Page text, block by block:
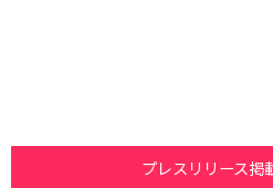
プレスリリース掲